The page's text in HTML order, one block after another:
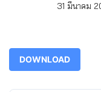
31 มีนาคม
DOWNLOAD